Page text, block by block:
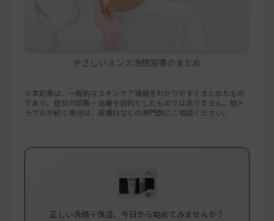
やさしいメンズ洗顔習慣のまとめ
※本記事は、一般的なスキンケア情報をわかりやすくまとめたもの
であり、症状の診断・治療を目的としたものではありません。肌ト
ラブルが続く場合は、皮膚科などの専門医にご相談ください。
正しい洗顔＋保湿、今日から始めてみませんか？